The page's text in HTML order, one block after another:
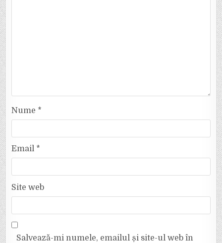
Nume *
Email *
Site web
Salvează-mi numele, emailul și site-ul web în